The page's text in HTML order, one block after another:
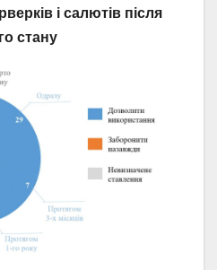
і салютів після
стану